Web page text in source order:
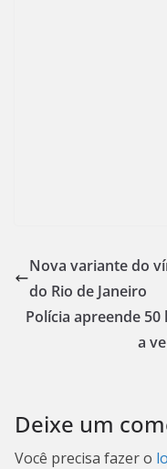
Nova variante do
do Rio de Janeiro
Polícia apreende
a
Deixe um
Você precisa fazer o